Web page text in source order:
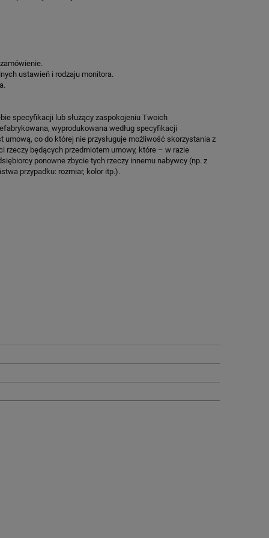
SPEEDSPORT HEXA POWER PRO
ZAMÓW
ustawień i rodzaju monitora.
specyfikacji lub służący zaspokojeniu Twoich
wyprodukowana według specyfikacji
co do której nie przysługuje możliwość skorzystania z
rzeczy będących przedmiotem umowy, które – w razie
ponowne zbycie tych rzeczy innemu nabywcy (np. z
przypadku: rozmiar, kolor itp.).